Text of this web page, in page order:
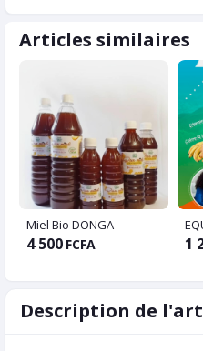
Articles similaires
Miel Bio DONGA
4 500 FCFA 1
Description de